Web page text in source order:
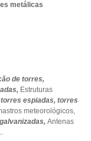
metálicas
de torres,
Estruturas
torres espiadas, torres
meteorológicos,
Antenas